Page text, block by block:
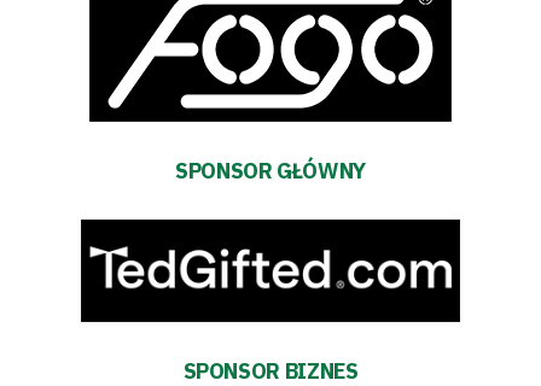
Tabela
terminarz
Kontakt
SPONSOR GŁÓWNY
SPONSOR BIZNES